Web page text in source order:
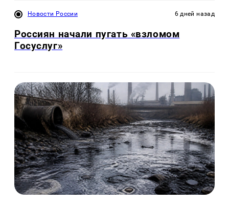
Новости России 6 дней назад
Россиян начали пугать «взломом
Госуслуг»